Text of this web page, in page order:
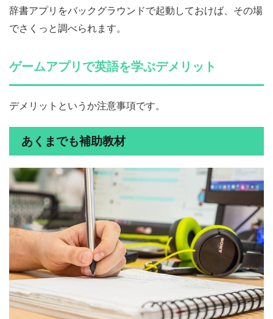
辞書アプリをバックグラウンドで起動しておけば、その場
でさくっと調べられます。
ゲームアプリで英語を学ぶデメリット
デメリットというか注意事項です。
あくまでも補助教材